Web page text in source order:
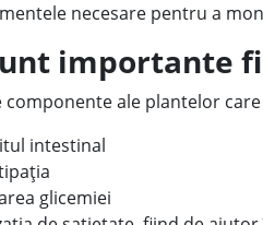
necesare pentru a
importante
componente ale plantelor
intestinal
glicemiei